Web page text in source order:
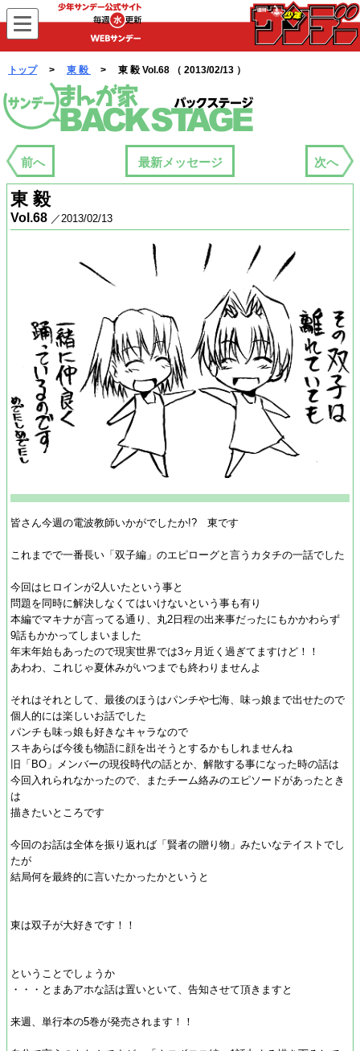
WEBサンデー
トップ> 東 毅 > 東 毅 Vol.68 （ 2013/02/13 ）
まんが家バックステージ
前へ 最新メッセージ 次へ
東 毅
Vol.68 ／2013/02/13
皆さん今週の電波教師いかがでしたか!? 東です
これまでで一番長い「双子編」のエピローグと言うカタチの一話でした
今回はヒロインが2人いたという事と
問題を同時に解決しなくてはいけないという事も有り
本編でマキナが言ってる通り、丸2日程の出来事だったにもかかわらず
9話もかかってしまいました
年末年始もあったので現実世界では3ヶ月近く過ぎてますけど！！
あわわ、これじゃ夏休みがいつまでも終わりませんよ
それはそれとして、最後のほうはパンチや七海、味っ娘まで出せたので
個人的には楽しいお話でした
パンチも味っ娘も好きなキャラなので
スキあらば今後も物語に顔を出そうとするかもしれませんね
旧「BO」メンバーの現役時代の話とか、解散する事になった時の話は
今回入れられなかったので、またチーム絡みのエピソードがあったとき
は
描きたいところです
今回のお話は全体を振り返れば「賢者の贈り物」みたいなテイストでし
たが
結局何を最終的に言いたかったかというと
東は双子が大好きです！！
ということでしょうか
・・・とまあアホな話は置いといて、告知させて頂きますと
来週、単行本の5巻が発売されます！！